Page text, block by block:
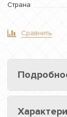
Страна
Сравнить